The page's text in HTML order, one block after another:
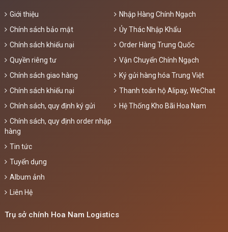
Giới thiệu
Chính sách bảo mật
Chính sách khiếu nại
Quyền riêng tư
Chính sách giao hàng
Chính sách khiếu nại
Chính sách, quy định ký gửi
Chính sách, quy định order nhập
hàng
Tin tức
Tuyển dụng
Album ảnh
Liên Hệ
Nhập Hàng Chính Ngạch
Ủy Thác Nhập Khẩu
Order Hàng Trung Quốc
Vận Chuyển Chính Ngạch
Ký gửi hàng hóa Trung Việt
Thanh toán hộ Alipay, WeChat
Hệ Thống Kho Bãi Hoa Nam
Trụ sở chính Hoa Nam Logistics